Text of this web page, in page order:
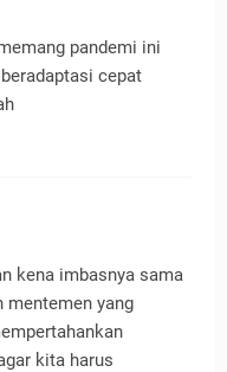
pandemi ini
cepat
kena imbasnya sama
mentemen yang
kita harus